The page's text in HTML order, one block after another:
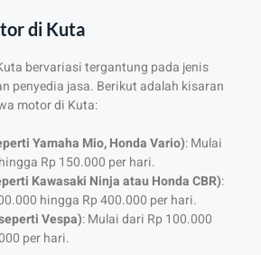
di Kuta
bervariasi tergantung pada jenis
penyedia jasa. Berikut adalah kisaran
motor di Kuta:
Yamaha Mio, Honda Vario): Mulai
Rp 150.000 per hari.
Kawasaki Ninja atau Honda CBR):
hingga Rp 400.000 per hari.
Vespa): Mulai dari Rp 100.000
per hari.